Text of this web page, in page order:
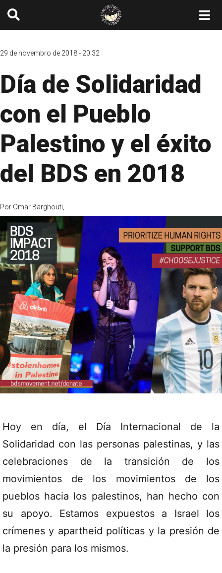
29 de novembro de 2018 - 20:32
Día de Solidaridad
con el Pueblo
Palestino y el éxito
del BDS en 2018
Por Omar Barghouti,
Hoy en día, el Día Internacional de la
Solidaridad con las personas palestinas, y las
celebraciones de la transición de los
movimientos de los movimientos de los
pueblos hacia los palestinos, han hecho con
su apoyo. Estamos expuestos a Israel los
crímenes y apartheid políticas y la presión de
la presión para los mismos.